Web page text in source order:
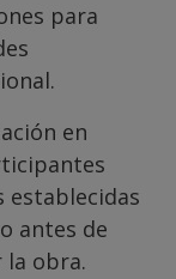
para
en
establecidas
antes de
la obra.